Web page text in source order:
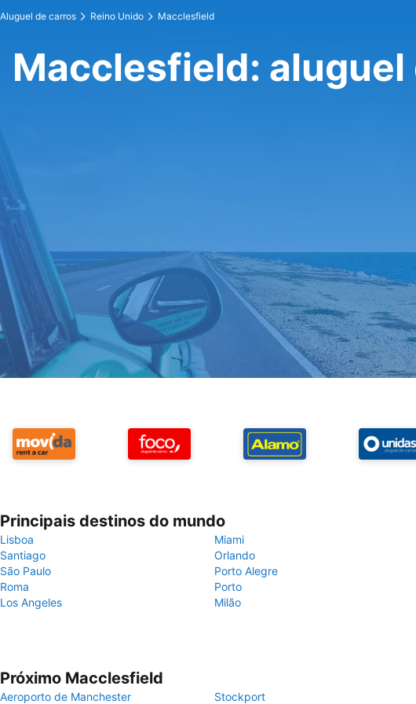
Aluguel de carros Reino Unido Macclesfield
Macclesfield: aluguel
Principais destinos do mundo
Lisboa
Miami
Santiago
Orlando
São Paulo
Porto Alegre
Roma
Porto
Los Angeles
Milão
Próximo Macclesfield
Aeroporto de Manchester Stockport